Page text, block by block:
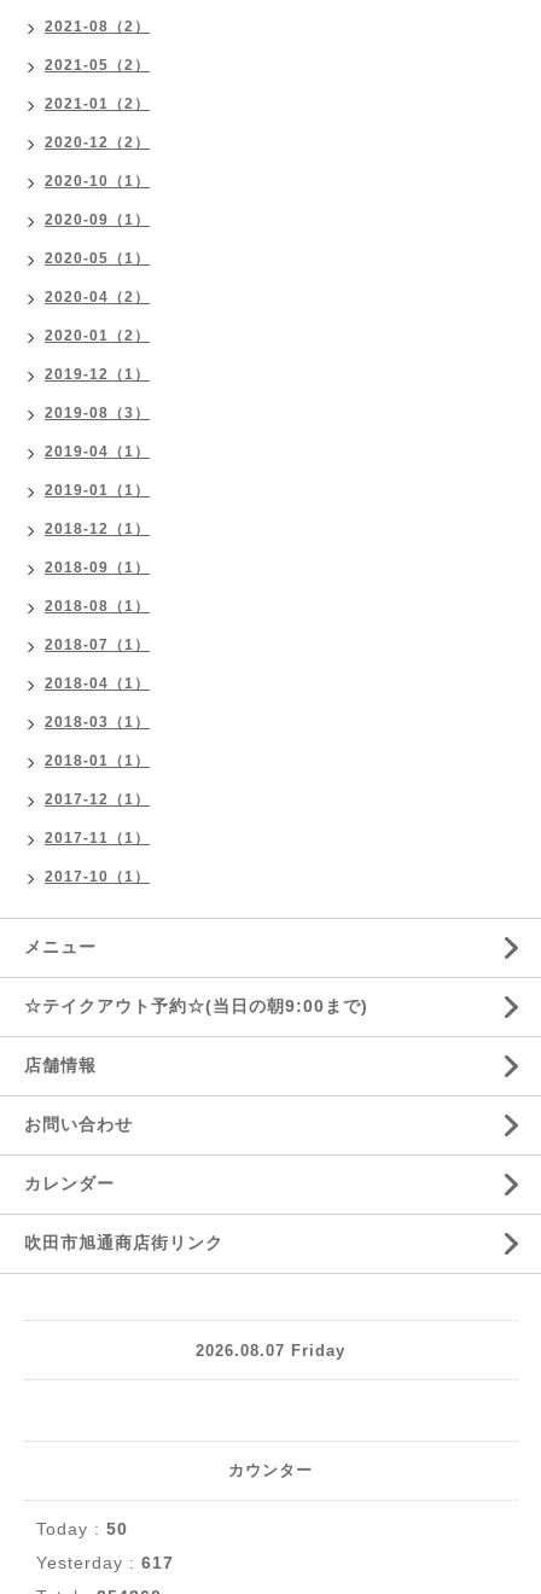
2021-08（2）
2021-05（2）
2021-01（2）
2020-12（2）
2020-10（1）
2020-09（1）
2020-05（1）
2020-04（2）
2020-01（2）
2019-12（1）
2019-08（3）
2019-04（1）
2019-01（1）
2018-12（1）
2018-09（1）
2018-08（1）
2018-07（1）
2018-04（1）
2018-03（1）
2018-01（1）
2017-12（1）
2017-11（1）
2017-10（1）
メニュー
☆テイクアウト予約☆(当日の朝9:00まで)
店舗情報
お問い合わせ
カレンダー
吹田市旭通商店街リンク
2026.08.07 Friday
カウンター
Today : 50
Yesterday : 617